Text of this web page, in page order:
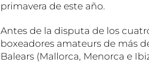
primavera de este año.
Antes de la disputa de los
boxeadores amateurs de más
Balears (Mallorca, Menorca e